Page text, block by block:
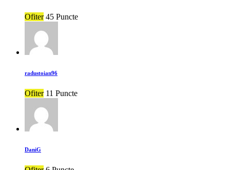
Ofiter 45 Puncte
radustoian96
Ofiter 11 Puncte
DaniG